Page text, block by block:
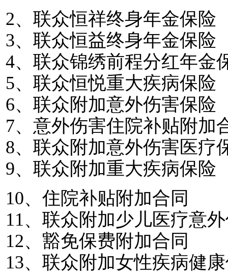
2、联众恒祥终身年金保险
3、联众恒益终身年金保险
4、联众锦绣前程分红年金
5、联众恒悦重大疾病保险
6、联众附加意外伤害保险
7、意外伤害住院补贴附加
8、联众附加意外伤害医疗
9、联众附加重大疾病保险
10、住院补贴附加合同
11、联众附加少儿医疗意
12、豁免保费附加合同
13、联众附加女性疾病健